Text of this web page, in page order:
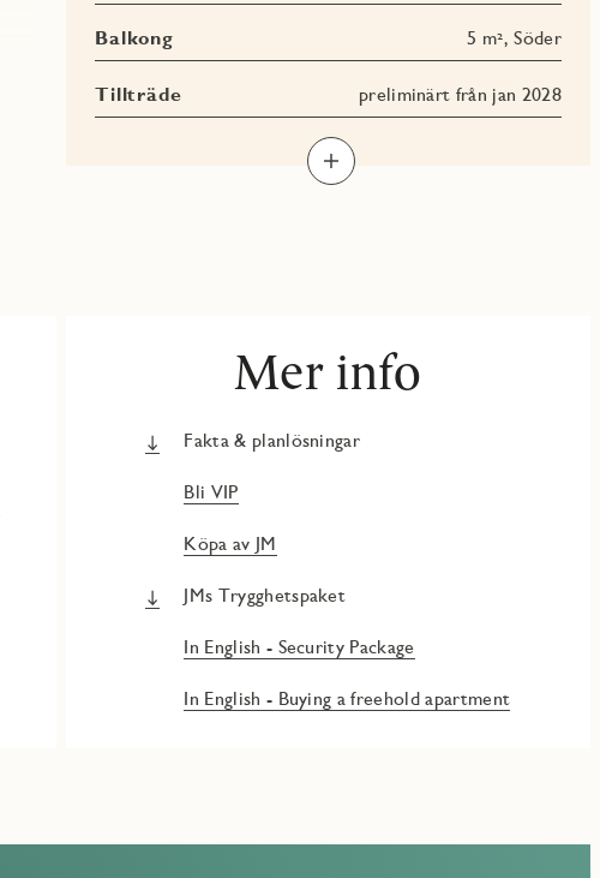
Balkong 5 m², Söder
Tillträde preliminärt från jan 2028
Mer info
Fakta & planlösningar
Bli VIP
Köpa av JM
JMs Trygghetspaket
In English - Security Package
In English - Buying a freehold apartment